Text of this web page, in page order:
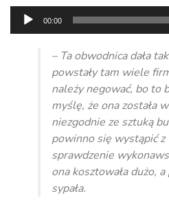
Odtwarzacz
plików
dźwiękowych
00:00
– Ta obwodnica dała
powstały tam wiele
należy negować, bo to
myślę, że ona została
niezgodnie ze sztuką
powinno się wystąpić
sprawdzenie
ona kosztowała dużo,
sypała.